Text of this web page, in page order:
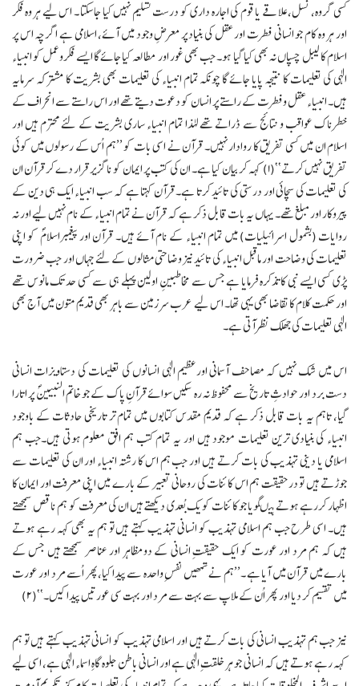
کسی گروہ، نسل، علاقے یا قوم کی اجارہ داری کو درست تسلیم نہیں کیا جاسکتا ۔ اس لیے ہر وہ فکر
اور ہر وہ کام جو انسانی فطرت اور عقل کی بنیاد پر معرضِ وجود میں آئے، اسلامی ہے اگرچہ اس پر
اسلام کا لیبل چسپاں نہ بھی کیا گیا ہو۔ جب بھی غور اور مطالعہ کیا جائے گا ایسے فکروعمل کو انبیاء
الٰہی کی تعلیمات کا نتیجہ پایا جائے گا چونکہ تمام انبیاء کی تعلیمات بھی بشریت کا مشترکہ سرمایہ
ہیں۔ انبیاء عقل وفطرت کے راستے پر انسان کو دعوت دیتے تھے اور اس راستے سے انحراف کے
خطرناک عواقب و نتائج سے ڈراتے تھے لہٰذا تمام انبیاء ساری بشریت کے لئے محترم ہیں اور
اسلام ان میں کسی تفریق کا روادار نہیں۔ قرآن نے اسی بات کو ’’ہم اُس کے رسولوں میں کوئی
تفریق نہیں کرتے‘‘(۱) کہہ کر بیان کیا ہے۔ ان کی کتب پر ایمان کو ناگزیر قرار دے کر قرآن ان
کی تعلیمات کی سچائی اور درستی کی تائید کرتا ہے۔ قرآن کہتا ہے کہ سب انبیاء ایک ہی دین کے
پیروکار اور مبلغ تھے۔ یہاں یہ بات قابل ذکر ہے کہ قرآن نے تمام انبیاء کے نام نہیں لیے اور نہ
روایات (بشمول اسرائیلیات) میں تمام انبیاء کے نام آئے ہیں۔ قرآن اور پیغمبراسلامؐ کو اپنی
تعلیمات کی وضاحت اور ماقبل انبیاء کی تائید نیز وضاحتی مثالوں کے لئے جہاں اور جب ضرورت
پڑی کسی ایسے نبی کا تذکرہ فرمایا ہے جس سے مخاطبینِ اولین پہلے ہی سے کسی حد تک مانوس تھے
اور حکمت کلام کا تقاضا بھی یہی تھا۔ اس لیے عرب سرزمین سے باہر بھی قدیم متون میں آج بھی
الٰہی تعلیمات کی جھلک نظرآتی ہے۔
اس میں شک نہیں کہ مصاحف آسمانی اورعظیم الٰہی انسانوں کی تعلیمات کی دستاویزات انسانی
دست برد اور حوادثِ تاریخ سے محفوظ نہ رہ سکیں سوائے قرآنِ پاک کے جو خاتم النبیینؐ پر اتارا
گیا، تاہم یہ بات قابل ذکر ہے کہ قدیم مقدس کتابوں میں تمام تر تاریخی حادثات کے باوجود
انبیاء کی بنیادی ترین تعلیمات موجود ہیں اور یہ تمام کتب ہم افق معلوم ہوتی ہیں۔جب ہم
اسلامی یا دینی تہذیب کی بات کرتے ہیں اور جب ہم اس کا رشتہ انبیاء اور ان کی تعلیمات سے
جوڑتے ہیں تو درحقیقت ہم اس کائنات کی روحانی تعبیر کے بارے میں اپنی معرفت اور ایمان کا
اظہار کررہے ہوتے ہیںگویا جو کائنات کو یک بُعدی دیکھتے ہیں ان کی معرفت کو ہم ناقص سمجھتے
ہیں۔ اسی طرح جب ہم اسلامی تہذیب کو انسانی تہذیب کہتے ہیں تو ہم یہ بھی کہہ رہے ہوتے
ہیں کہ ہم مرد اور عورت کو ایک حقیقتِ انسانی کے دومظاہر اور عناصر سمجھتے ہیں جس کے
بارے میں قرآن میں آیا ہے ۔’’ہم نے تمھیں نفسِ واحدہ سے پیدا کیا،پھر اُسے مرد اور عورت
میں تقسیم کر دیا اور پھر اُن کے ملاپ سے بہت سے مرد اور بہت سی عورتیں پیدا کیں۔‘‘(۲)
نیز جب ہم تہذیب انسانی کی بات کرتے ہیں اور اسلامی تہذیب کو انسانی تہذیب کہتے ہیں تو ہم
کہہ رہے ہوتے ہیں کہ انسانی جو ہر خلقتِ الٰہی ہے اور انسانی باطن جلوہ گاہِ اسماء الٰہی ہے، اسی لیے